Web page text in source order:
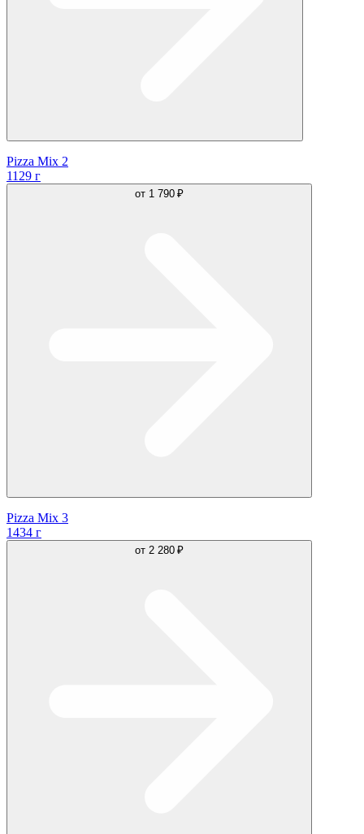
Pizza Mix 2
1129 г
от 1 790 ₽
Pizza Mix 3
1434 г
от 2 280 ₽